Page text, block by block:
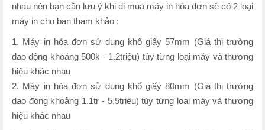
nhau nên bạn cần lưu ý khi đi mua máy in hóa đơn sẽ có 2 loại
máy in cho bạn tham khảo :
1. Máy in hóa đơn sử dụng khổ giấy 57mm (Giá thị trường
dao động khoảng 500k - 1.2triệu) tùy từng loại máy và thương
hiệu khác nhau
2. Máy in hóa đơn sử dụng khổ giấy 80mm (Giá thị trường
dao động khoảng 1.1tr - 5.5triệu) tùy từng loại máy và thương
hiệu khác nhau